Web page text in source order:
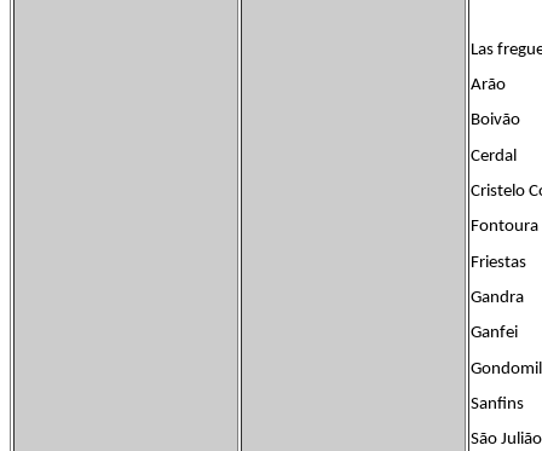
Las
Arão
Boivão
Cerdal
Cristelo
Fontoura
Friestas
Gandra
Ganfei
Gondomil
Sanfins
São Julião